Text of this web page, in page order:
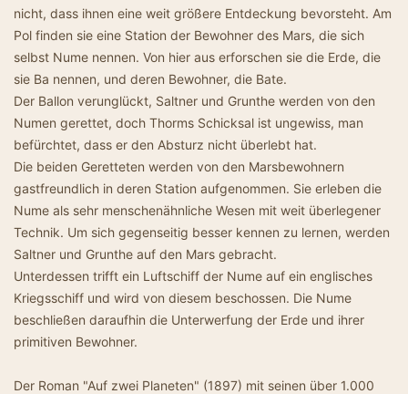
nicht, dass ihnen eine weit größere Entdeckung bevorsteht. Am
Pol finden sie eine Station der Bewohner des Mars, die sich
selbst Nume nennen. Von hier aus erforschen sie die Erde, die
sie Ba nennen, und deren Bewohner, die Bate.
Der Ballon verunglückt, Saltner und Grunthe werden von den
Numen gerettet, doch Thorms Schicksal ist ungewiss, man
befürchtet, dass er den Absturz nicht überlebt hat.
Die beiden Geretteten werden von den Marsbewohnern
gastfreundlich in deren Station aufgenommen. Sie erleben die
Nume als sehr menschenähnliche Wesen mit weit überlegener
Technik. Um sich gegenseitig besser kennen zu lernen, werden
Saltner und Grunthe auf den Mars gebracht.
Unterdessen trifft ein Luftschiff der Nume auf ein englisches
Kriegsschiff und wird von diesem beschossen. Die Nume
beschließen daraufhin die Unterwerfung der Erde und ihrer
primitiven Bewohner.
Der Roman "Auf zwei Planeten" (1897) mit seinen über 1.000